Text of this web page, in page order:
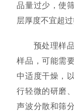
品量过少，使
层厚度不宜超
预处理样品
样品，可能需
中适度干燥，
行轻微的研磨
声波分散和筛